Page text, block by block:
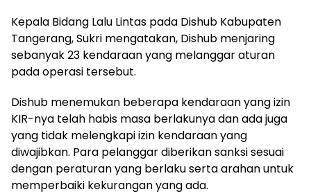
Kepala Bidang Lalu Lintas pada Dishub Kabupaten
Tangerang, Sukri mengatakan, Dishub menjaring
sebanyak 23 kendaraan yang melanggar aturan
pada operasi tersebut.
Dishub menemukan beberapa kendaraan yang izin
KIR-nya telah habis masa berlakunya dan ada juga
yang tidak melengkapi izin kendaraan yang
diwajibkan. Para pelanggar diberikan sanksi sesuai
dengan peraturan yang berlaku serta arahan untuk
memperbaiki kekurangan yang ada.